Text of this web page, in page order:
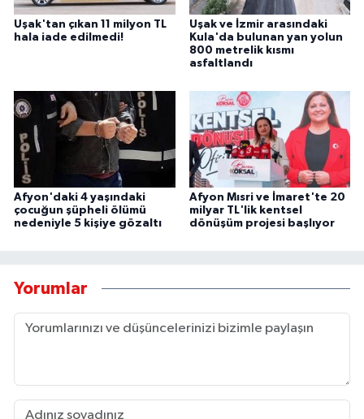
Uşak'tan çıkan 11 milyon TL
hala iade edilmedi!
Uşak ve İzmir arasındaki
Kula'da bulunan yan yolun
800 metrelik kısmı
asfaltlandı
Afyon'daki 4 yaşındaki
çocuğun şüpheli ölümü
nedeniyle 5 kişiye gözaltı
Afyon Mısri ve İmaret'te 20
milyar TL'lik kentsel
dönüşüm projesi başlıyor
Yorumlar